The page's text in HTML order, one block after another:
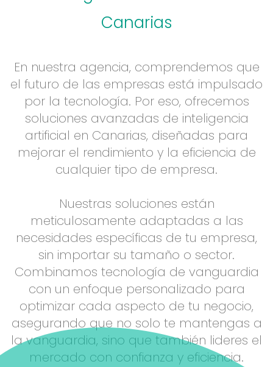
Canarias
En nuestra agencia, comprendemos que
el futuro de las empresas está impulsado
por la tecnología. Por eso, ofrecemos
soluciones avanzadas de inteligencia
artificial en Canarias, diseñadas para
mejorar el rendimiento y la eficiencia de
cualquier tipo de empresa.
Nuestras soluciones están
meticulosamente adaptadas a las
necesidades específicas de tu empresa,
sin importar su tamaño o sector.
Combinamos tecnología de vanguardia
con un enfoque personalizado para
optimizar cada aspecto de tu negocio,
asegurando que no solo te mantengas a
la vanguardia, sino que también lideres el
mercado con confianza y eficiencia.